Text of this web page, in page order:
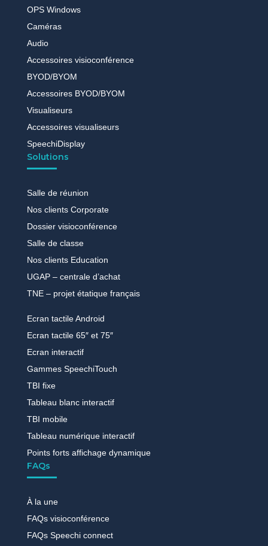
OPS Windows
Caméras
Audio
Accessoires visioconférence
BYOD/BYOM
Accessoires BYOD/BYOM
Visualiseurs
Accessoires visualiseurs
SpeechiDisplay
Solutions
Salle de réunion
Nos clients Corporate
Dossier visioconférence
Salle de classe
Nos clients Education
UGAP – centrale d’achat
TNE – projet étatique français
Ecran tactile Android
Ecran tactile 65″ et 75″
Ecran interactif
Gammes SpeechiTouch
TBI fixe
Tableau blanc interactif
TBI mobile
Tableau numérique interactif
Points forts affichage dynamique
FAQs
À la une
FAQs visioconférence
FAQs Speechi connect